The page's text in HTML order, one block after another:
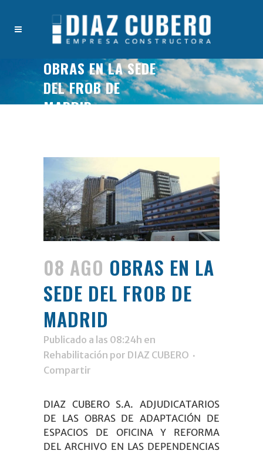
OBRAS EN LA SEDE
DEL FROB DE
MADRID
08 AGO OBRAS EN LA
SEDE DEL FROB DE
MADRID
Publicado a las 08:24h en
Rehabilitación por DIAZ CUBERO
Compartir
DIAZ CUBERO S.A. ADJUDICATARIOS
DE LAS OBRAS DE ADAPTACIÓN DE
ESPACIOS DE OFICINA Y REFORMA
DEL ARCHIVO EN LAS DEPENDENCIAS